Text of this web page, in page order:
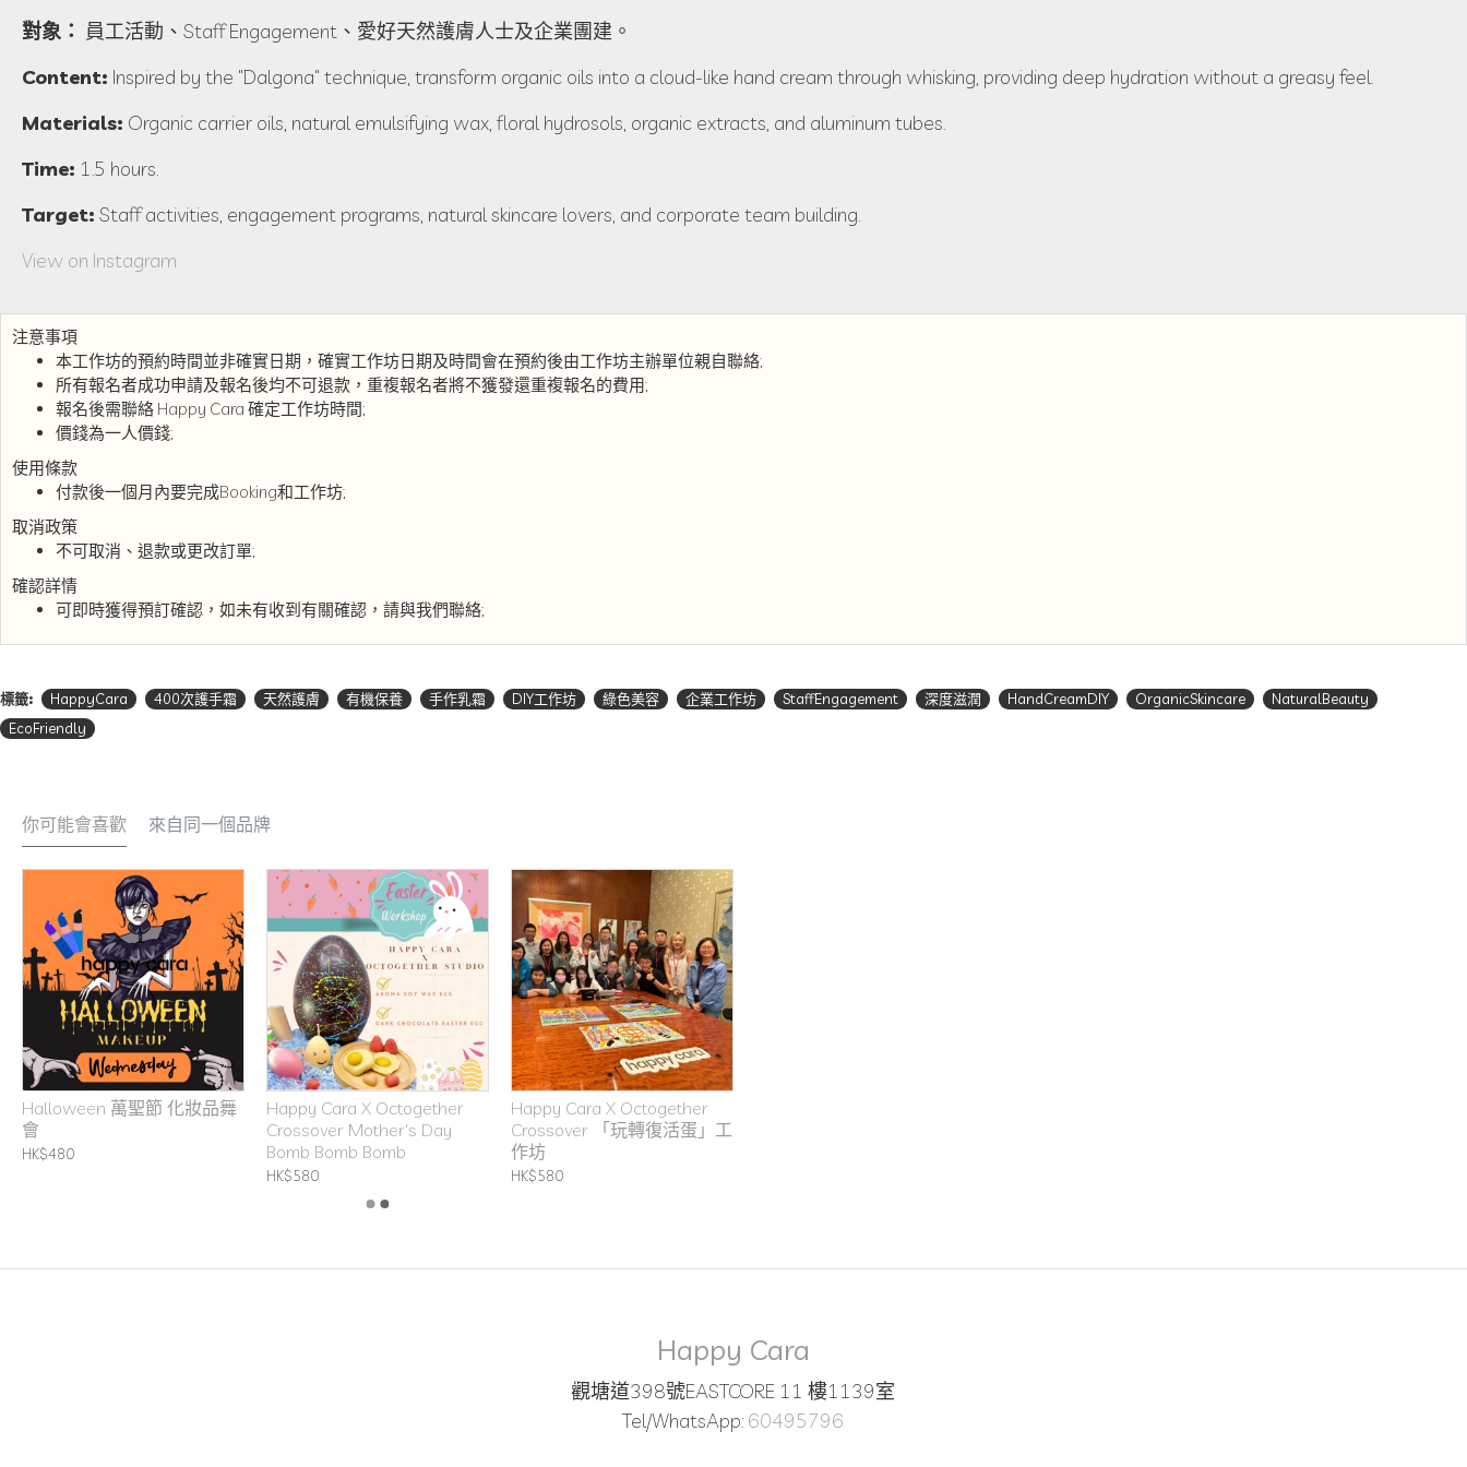
注意事項
本工作坊的預約時間並非確實日期，確實工作坊日期及時間會在預約後由工作坊主辦單位親自聯絡;
所有報名者成功申請及報名後均不可退款，重複報名者將不獲發還重複報名的費用;
報名後需聯絡 Happy Cara 確定工作坊時間;
價錢為一人價錢;
使用條款
付款後一個月內要完成Booking和工作坊;
取消政策
不可取消、退款或更改訂單;
確認詳情
可即時獲得預訂確認，如未有收到有關確認，請與我們聯絡;
對象： 員工活動、Staff Engagement、愛好天然護膚人士及企業團建。
Content: Inspired by the "Dalgona" technique, transform organic oils into a cloud-like hand cream through whisking, providing deep hydration without a greasy feel.
Materials: Organic carrier oils, natural emulsifying wax, floral hydrosols, organic extracts, and aluminum tubes.
Time: 1.5 hours.
Target: Staff activities, engagement programs, natural skincare lovers, and corporate team building.
View on Instagram
標籤: HappyCara 400次護手霜 天然護膚 有機保養 手作乳霜 DIY工作坊 綠色美容 企業工作坊 StaffEngagement 深度滋潤 HandCreamDIY OrganicSkincare
NaturalBeauty
EcoFriendly
你可能會喜歡 來自同一個品牌
Halloween 萬聖節 化妝品舞
會
HK$480
Happy Cara X Octogether
Crossover Mother's Day
Bomb Bomb Bomb
HK$580
Happy Cara X Octogether
Crossover 「玩轉復活蛋」工
作坊
HK$580
Happy Cara
觀塘道398號EASTCORE 11 樓1139室
Tel/WhatsApp: 60495796